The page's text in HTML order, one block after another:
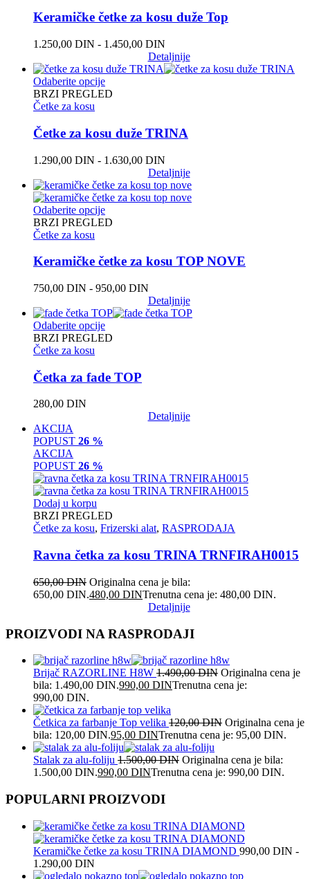
Keramičke četke za kosu duže Top
1.250,00 DIN - 1.450,00 DIN
Detaljnije
Odaberite opcije
BRZI PREGLED
Četke za kosu
Četke za kosu duže TRINA
1.290,00 DIN - 1.630,00 DIN
Detaljnije
Odaberite opcije
BRZI PREGLED
Četke za kosu
Keramičke četke za kosu TOP NOVE
750,00 DIN - 950,00 DIN
Detaljnije
Odaberite opcije
BRZI PREGLED
Četke za kosu
Četka za fade TOP
280,00 DIN
Detaljnije
AKCIJA
POPUST 26 %
AKCIJA
POPUST 26 %
Dodaj u korpu
BRZI PREGLED
Četke za kosu, Frizerski alat, RASPRODAJA
Ravna četka za kosu TRINA TRNFIRAH0015
650,00DIN Originalna cena je bila:
650,00 DIN.480,00 DINTrenutna cena je: 480,00 DIN.
Detaljnije
PROIZVODI NA RASPRODAJI
Brijač RAZORLINE H8W 1.490,00DIN Originalna cena je
bila: 1.490,00 DIN.990,00 DINTrenutna cena je:
990,00 DIN.
Četkica za farbanje Top velika 120,00DIN Originalna cena je
bila: 120,00 DIN.95,00 DINTrenutna cena je: 95,00 DIN.
Stalak za alu-foliju 1.500,00DIN Originalna cena je bila:
1.500,00 DIN.990,00 DINTrenutna cena je: 990,00 DIN.
POPULARNI PROIZVODI
Keramičke četke za kosu TRINA DIAMOND 990,00 DIN -
1.290,00 DIN